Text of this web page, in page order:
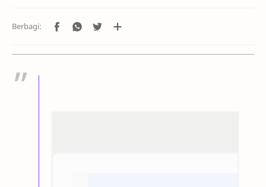
Copy Trading
RTL Mode